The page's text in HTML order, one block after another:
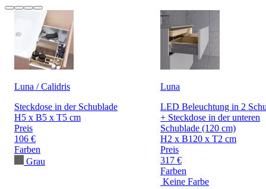
Luna / Calidris
Steckdose in der Schublade
H5 x B5 x T5 cm
Preis
106 €
Farben
Grau
Luna
LED Beleuchtung in 2
+ Steckdose in der unteren
Schublade (120 cm)
H2 x B120 x T2 cm
Preis
317 €
Farben
Keine Farbe